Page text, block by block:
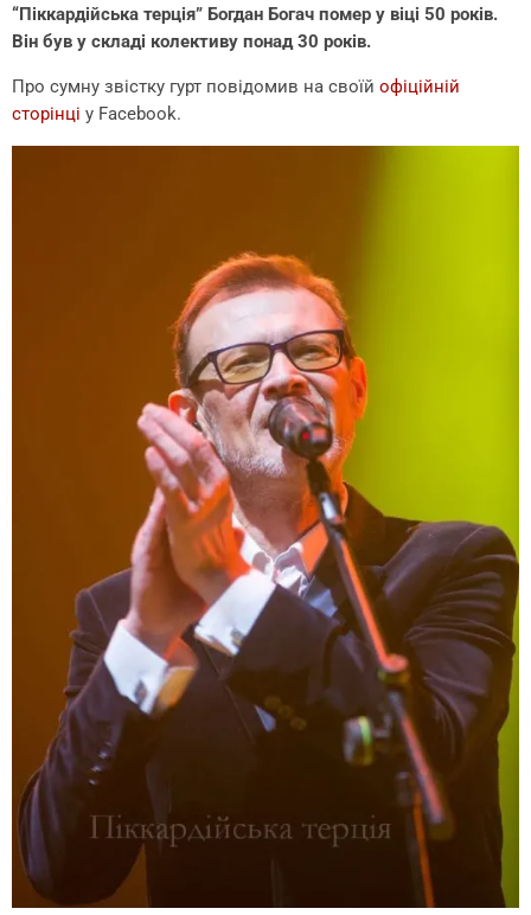
“Піккардійська терція” Богдан Богач помер у віці 50 років.
Він був у складі колективу понад 30 років.
Про сумну звістку гурт повідомив на своїй офіційній
сторінці у Facebook.